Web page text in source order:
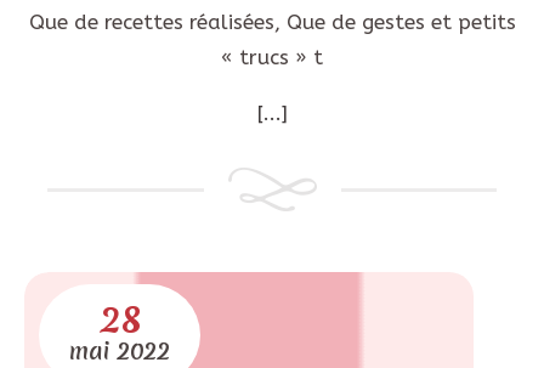
Que de recettes réalisées, Que de gestes et petits
« trucs » t
[...]
28
mai 2022